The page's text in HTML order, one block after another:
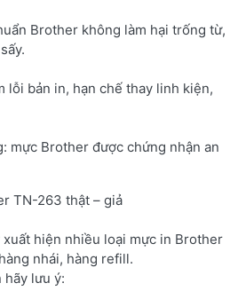
Brother không làm hại trống từ,
lỗi bản in, hạn chế thay linh kiện,
mực Brother được chứng nhận an
TN-263 thật – giả
hiện nhiều loại mực in Brother
nhái, hàng refill.
hãy lưu ý: